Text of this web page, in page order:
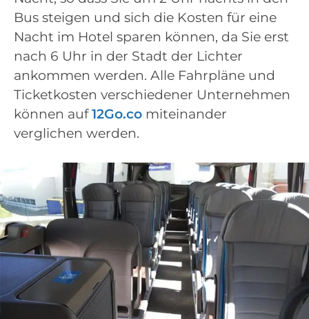
Bus steigen und sich die Kosten für eine
Nacht im Hotel sparen können, da Sie erst
nach 6 Uhr in der Stadt der Lichter
ankommen werden. Alle Fahrpläne und
Ticketkosten verschiedener Unternehmen
können auf12Go.co miteinander
verglichen werden.